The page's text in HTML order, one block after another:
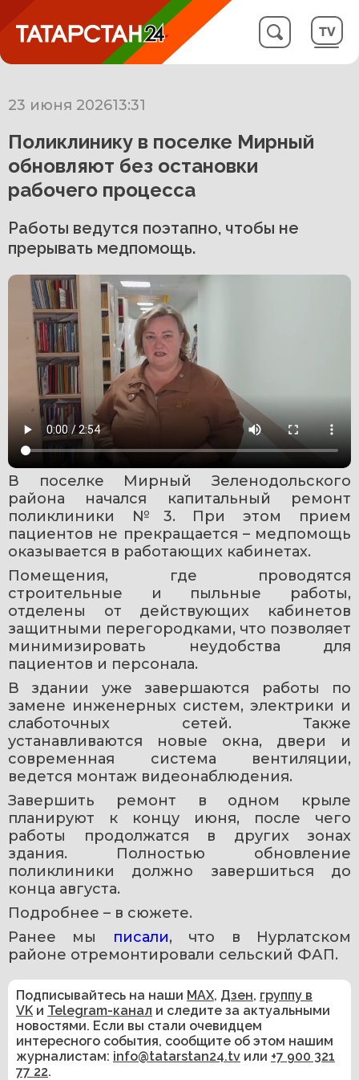
23 июня 202613:31
Поликлинику в поселке Мирный
обновляют без остановки
рабочего процесса
Работы ведутся поэтапно, чтобы не
прерывать медпомощь.
В поселке Мирный Зеленодольского
района начался капитальный ремонт
поликлиники №3. При этом прием
пациентов не прекращается – медпомощь
оказывается в работающих кабинетах.
Помещения, где проводятся
строительные и пыльные работы,
отделены от действующих кабинетов
защитными перегородками, что позволяет
минимизировать неудобства для
пациентов и персонала.
В здании уже завершаются работы по
замене инженерных систем, электрики и
слаботочных сетей. Также
устанавливаются новые окна, двери и
современная система вентиляции,
ведется монтаж видеонаблюдения.
Завершить ремонт в одном крыле
планируют к концу июня, после чего
работы продолжатся в других зонах
здания. Полностью обновление
поликлиники должно завершиться до
конца августа.
Подробнее – в сюжете.
Ранее мы писали, что в Нурлатском
районе отремонтировали сельский ФАП.
Подписывайтесь на наши MAX, Дзен, группу в
VK и Telegram-канал и следите за актуальными
новостями. Если вы стали очевидцем
интересного события, сообщите об этом нашим
журналистам: info@tatarstan24.tv или +7 900 321
77 22.